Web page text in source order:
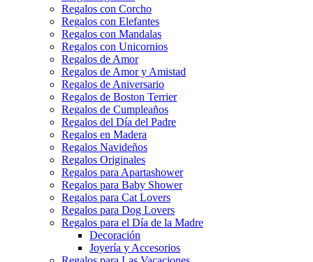
Regalos con Corcho
Regalos con Elefantes
Regalos con Mandalas
Regalos con Unicornios
Regalos de Amor
Regalos de Amor y Amistad
Regalos de Aniversario
Regalos de Boston Terrier
Regalos de Cumpleaños
Regalos del Día del Padre
Regalos en Madera
Regalos Navideños
Regalos Originales
Regalos para Apartashower
Regalos para Baby Shower
Regalos para Cat Lovers
Regalos para Dog Lovers
Regalos para el Día de la Madre
Decoración
Joyería y Accesorios